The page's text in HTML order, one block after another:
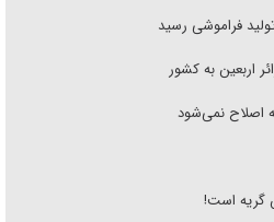
فراموشی رسید
اصلاح نمی‌شود
است!